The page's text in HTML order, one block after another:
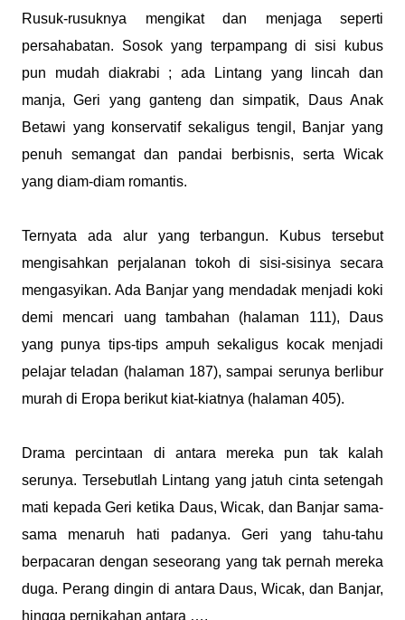
Rusuk-rusuknya mengikat dan menjaga seperti
persahabatan. Sosok yang terpampang di sisi kubus
pun mudah diakrabi ; ada Lintang yang lincah dan
manja, Geri yang ganteng dan simpatik, Daus Anak
Betawi yang konservatif sekaligus tengil, Banjar yang
penuh semangat dan pandai berbisnis, serta Wicak
yang diam-diam romantis.
Ternyata ada alur yang terbangun. Kubus tersebut
mengisahkan perjalanan tokoh di sisi-sisinya secara
mengasyikan. Ada Banjar yang mendadak menjadi koki
demi mencari uang tambahan (halaman 111), Daus
yang punya tips-tips ampuh sekaligus kocak menjadi
pelajar teladan (halaman 187), sampai serunya berlibur
murah di Eropa berikut kiat-kiatnya (halaman 405).
Drama percintaan di antara mereka pun tak kalah
serunya. Tersebutlah Lintang yang jatuh cinta setengah
mati kepada Geri ketika Daus, Wicak, dan Banjar sama-
sama menaruh hati padanya. Geri yang tahu-tahu
berpacaran dengan seseorang yang tak pernah mereka
duga. Perang dingin di antara Daus, Wicak, dan Banjar,
hingga pernikahan antara ….